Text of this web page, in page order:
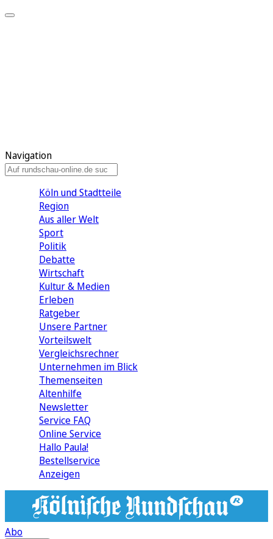
Navigation
Köln und Stadtteile
Region
Aus aller Welt
Sport
Politik
Debatte
Wirtschaft
Kultur & Medien
Erleben
Ratgeber
Unsere Partner
Vorteilswelt
Vergleichsrechner
Unternehmen im Blick
Themenseiten
Altenhilfe
Newsletter
Service FAQ
Online Service
Hallo Paula!
Bestellservice
Anzeigen
Abo